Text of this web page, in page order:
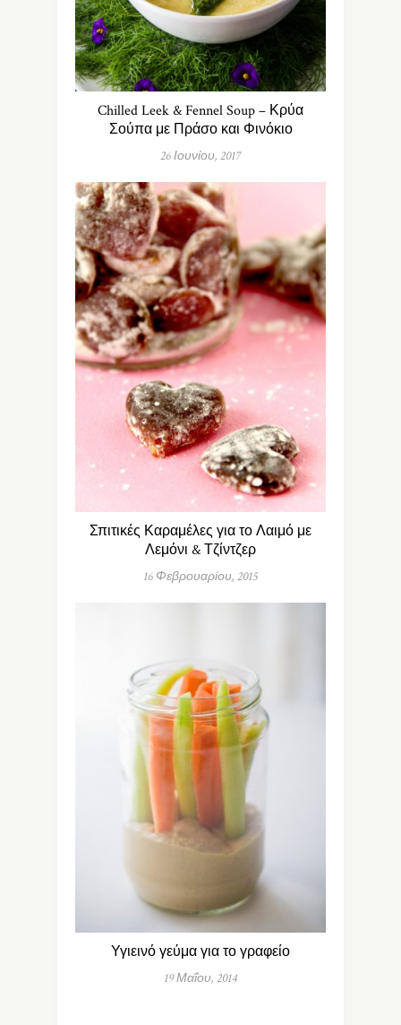
Chilled Leek & Fennel Soup – Κρύα
Σούπα με Πράσο και Φινόκιο
26 Ιουνίου, 2017
Σπιτικές Καραμέλες για το Λαιμό με
Λεμόνι & Τζίντζερ
16 Φεβρουαρίου, 2015
Υγιεινό γεύμα για το γραφείο
19 Μαΐου, 2014